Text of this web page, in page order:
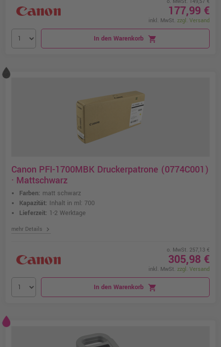
177,99 €
inkl. MwSt. zzgl. Versand
In den Warenkorb shopping_cart
Canon PFI-1700MBK Druckerpatrone (0774C001)
· Mattschwarz
Farben: matt schwarz
Kapazität: Inhalt in ml: 700
Lieferzeit: 1-2 Werktage
mehr Details chevron_right
o. MwSt. 257,13 €
305,98 €
inkl. MwSt. zzgl. Versand
In den Warenkorb shopping_cart